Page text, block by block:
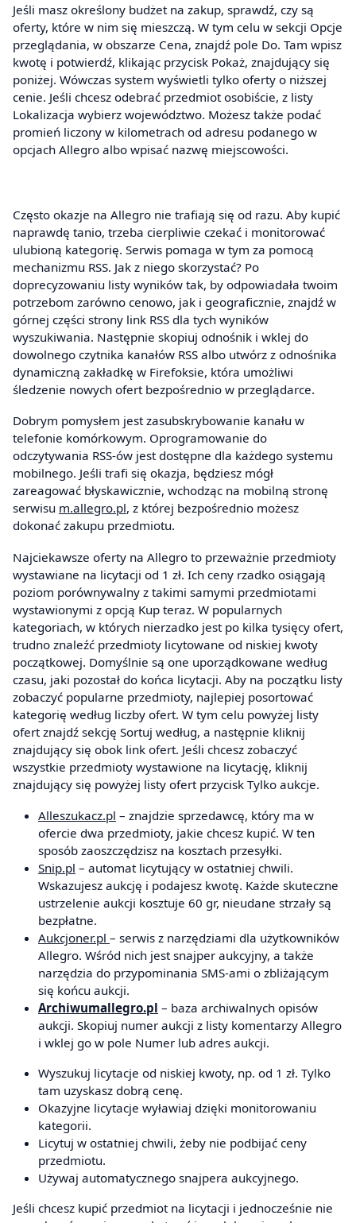
Jeśli masz określony budżet na zakup, sprawdź, czy są
oferty, które w nim się mieszczą. W tym celu w sekcji Opcje
przeglądania, w obszarze Cena, znajdź pole Do. Tam wpisz
kwotę i potwierdź, klikając przycisk Pokaż, znajdujący się
poniżej. Wówczas system wyświetli tylko oferty o niższej
cenie. Jeśli chcesz odebrać przedmiot osobiście, z listy
Lokalizacja wybierz województwo. Możesz także podać
promień liczony w kilometrach od adresu podanego w
opcjach Allegro albo wpisać nazwę miejscowości.
Często okazje na Allegro nie trafiają się od razu. Aby kupić
naprawdę tanio, trzeba cierpliwie czekać i monitorować
ulubioną kategorię. Serwis pomaga w tym za pomocą
mechanizmu RSS. Jak z niego skorzystać? Po
doprecyzowaniu listy wyników tak, by odpowiadała twoim
potrzebom zarówno cenowo, jak i geograficznie, znajdź w
górnej części strony link RSS dla tych wyników
wyszukiwania. Następnie skopiuj odnośnik i wklej do
dowolnego czytnika kanałów RSS albo utwórz z odnośnika
dynamiczną zakładkę w Firefoksie, która umożliwi
śledzenie nowych ofert bezpośrednio w przeglądarce.
Dobrym pomysłem jest zasubskrybowanie kanału w
telefonie komórkowym. Oprogramowanie do
odczytywania RSS-ów jest dostępne dla każdego systemu
mobilnego. Jeśli trafi się okazja, będziesz mógł
zareagować błyskawicznie, wchodząc na mobilną stronę
serwisu m.allegro.pl, z której bezpośrednio możesz
dokonać zakupu przedmiotu.
Najciekawsze oferty na Allegro to przeważnie przedmioty
wystawiane na licytacji od 1 zł. Ich ceny rzadko osiągają
poziom porównywalny z takimi samymi przedmiotami
wystawionymi z opcją Kup teraz. W popularnych
kategoriach, w których nierzadko jest po kilka tysięcy ofert,
trudno znaleźć przedmioty licytowane od niskiej kwoty
początkowej. Domyślnie są one uporządkowane według
czasu, jaki pozostał do końca licytacji. Aby na początku listy
zobaczyć popularne przedmioty, najlepiej posortować
kategorię według liczby ofert. W tym celu powyżej listy
ofert znajdź sekcję Sortuj według, a następnie kliknij
znajdujący się obok link ofert. Jeśli chcesz zobaczyć
wszystkie przedmioty wystawione na licytację, kliknij
znajdujący się powyżej listy ofert przycisk Tylko aukcje.
Alleszukacz.pl – znajdzie sprzedawcę, który ma w
ofercie dwa przedmioty, jakie chcesz kupić. W ten
sposób zaoszczędzisz na kosztach przesyłki.
Snip.pl – automat licytujący w ostatniej chwili.
Wskazujesz aukcję i podajesz kwotę. Każde skuteczne
ustrzelenie aukcji kosztuje 60 gr, nieudane strzały są
bezpłatne.
Aukcjoner.pl – serwis z narzędziami dla użytkowników
Allegro. Wśród nich jest snajper aukcyjny, a także
narzędzia do przypominania SMS-ami o zbliżającym
się końcu aukcji.
Archiwumallegro.pl – baza archiwalnych opisów
aukcji. Skopiuj numer aukcji z listy komentarzy Allegro
i wklej go w pole Numer lub adres aukcji.
Wyszukuj licytacje od niskiej kwoty, np. od 1 zł. Tylko
tam uzyskasz dobrą cenę.
Okazyjne licytacje wyławiaj dzięki monitorowaniu
kategorii.
Licytuj w ostatniej chwili, żeby nie podbijać ceny
przedmiotu.
Używaj automatycznego snajpera aukcyjnego.
Jeśli chcesz kupić przedmiot na licytacji i jednocześnie nie